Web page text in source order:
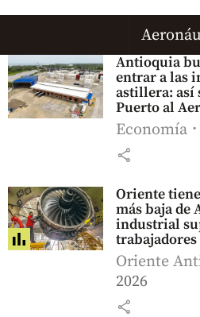
Antioquia
entrar a las
astillera: así
Puerto al
Economía
share
Oriente
más baja de
industrial
trabajadores
Oriente
2026
share